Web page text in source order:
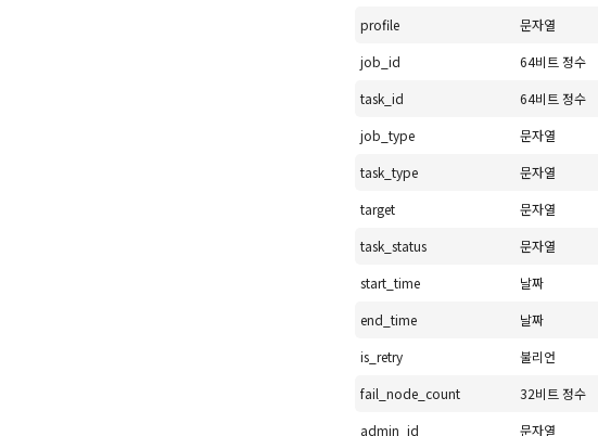
profile 문자열
job_id
64비트 정수
task_id
64비트 정수
job_type
문자열
task_type
문자열
target
문자열
task_status
문자열
start_time
날짜
end_time
날짜
is_retry
불리언
fail_node_count
32비트 정수
admin_id
문자열